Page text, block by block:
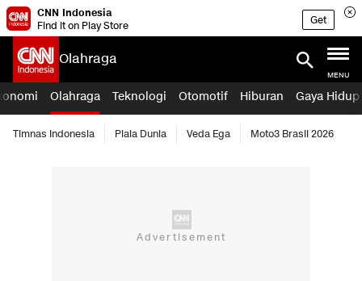
CNN Indonesia
Find it on Play Store
Get
Olahraga
MENU
Olahraga Teknologi Otomotif Hiburan Gaya Hidup
Timnas Indonesia Piala Dunia Veda Ega Moto3 Brasil 2026